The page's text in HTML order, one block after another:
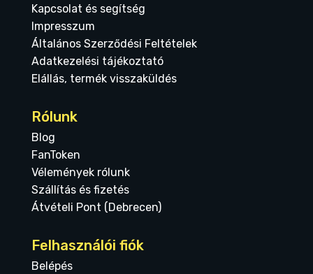
Kapcsolat és segítség
Impresszum
Általános Szerződési Feltételek
Adatkezelési tájékoztató
Elállás, termék visszaküldés
Rólunk
Blog
FanToken
Vélemények rólunk
Szállítás és fizetés
Átvételi Pont (Debrecen)
Felhasználói fiók
Belépés